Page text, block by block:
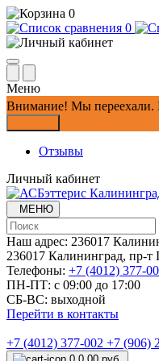
0
0
Меню
Внимание! Мы переехали.
Отзывы
Личный кабинет
МЕНЮ
Наш адрес: 236017
236017 Калининград,​ пр-т
Телефоны: +7 (4012) 377-
ПН-ПТ: с 09:00 до 17:00
СБ-ВС: выходной
Перейти в контакты
+7 (4012) 377-002 +7 (906)